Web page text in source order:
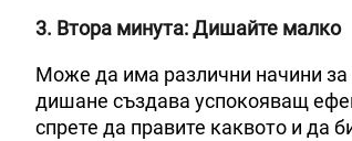
3. Втора минута: Дишайте малко
Може да има различни начини за
дишане създава успокояващ
спрете да правите каквото и да